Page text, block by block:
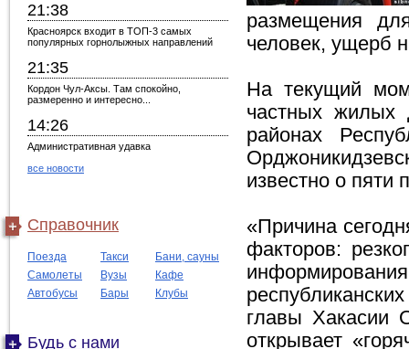
21:38
Красноярск входит в ТОП-3 самых
популярных горнолыжных направлений
21:35
Кордон Чул-Аксы. Там спокойно,
размеренно и интересно...
14:26
Административная удавка
все новости
Справочник
Поезда Такси
Бани, сауны
Самолеты
Вузы
Кафе
Автобусы
Бары Клубы
Будь с нами
размещения
человек, ущерб
На текущий
частных жилых
районах
известно о
«Причина
факторов:
главы Хакасии
открывает